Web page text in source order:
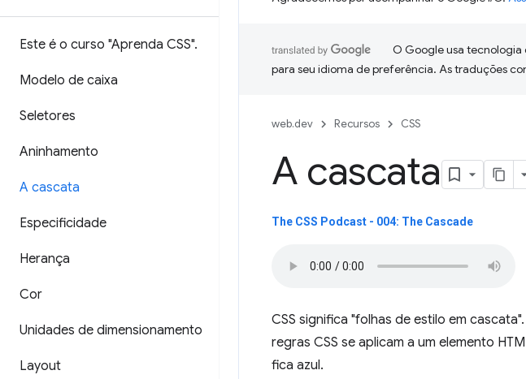
Este é o curso "Aprenda CSS".
Modelo de caixa
Seletores
Aninhamento
A cascata
Especificidade
Herança
Cor
Unidades de dimensionamento
Layout
O Google usa
para seu idioma de preferência. As traduções
web.dev Recursos CSS
A cascata
The CSS Podcast - 004: The Cascade
CSS significa "folhas de estilo em
regras CSS se aplicam a um elemento
fica azul.